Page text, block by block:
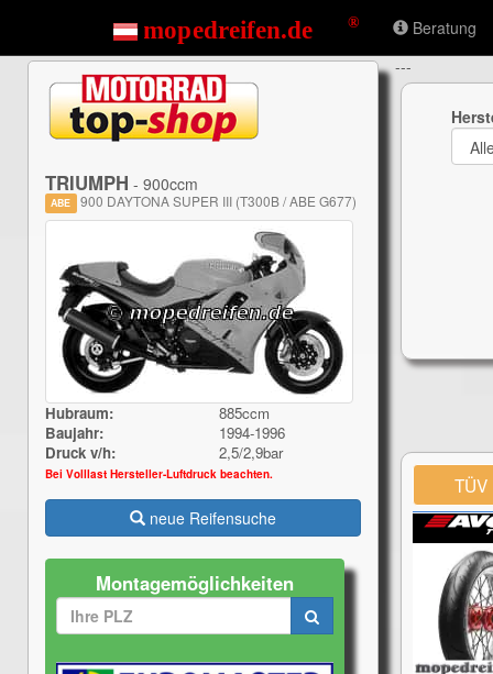
Beratung
TRIUMPH - 900ccm
ABE 900 DAYTONA SUPER III (T300B / ABE G677)
Hubraum:
885ccm
Baujahr:
1994-1996
Druck v/h:
2,5/2,9bar
Bei Volllast Hersteller-Luftdruck beachten.
neue Reifensuche
Montagemöglichkeiten
---
TÜV